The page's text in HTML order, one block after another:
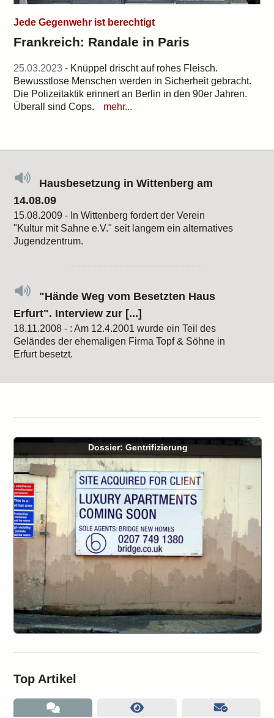
Jede Gegenwehr ist berechtigt
Frankreich: Randale in Paris
25.03.2023 - Knüppel drischt auf rohes Fleisch.
Bewusstlose Menschen werden in Sicherheit gebracht.
Die Polizeitaktik erinnert an Berlin in den 90er Jahren.
Überall sind Cops.
mehr...
Hausbesetzung in Wittenberg am
14.08.09
15.08.2009 - In Wittenberg fordert der Verein
"Kultur mit Sahne e.V." seit langem ein alternatives
Jugendzentrum.
"Hände Weg vom Besetzten Haus
Erfurt". Interview zur [...]
18.11.2008 - : Am 12.4.2001 wurde ein Teil des
Geländes der ehemaligen Firma Topf & Söhne in
Erfurt besetzt.
Dossier: Gentrifizierung
Top Artikel